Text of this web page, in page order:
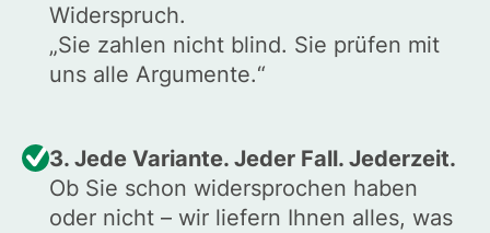
Widerspruch.
„Sie zahlen nicht blind. Sie prüfen mit
uns alle Argumente.“
3. Jede Variante. Jeder Fall. Jederzeit.
Ob Sie schon widersprochen haben
oder nicht – wir liefern Ihnen alles, was